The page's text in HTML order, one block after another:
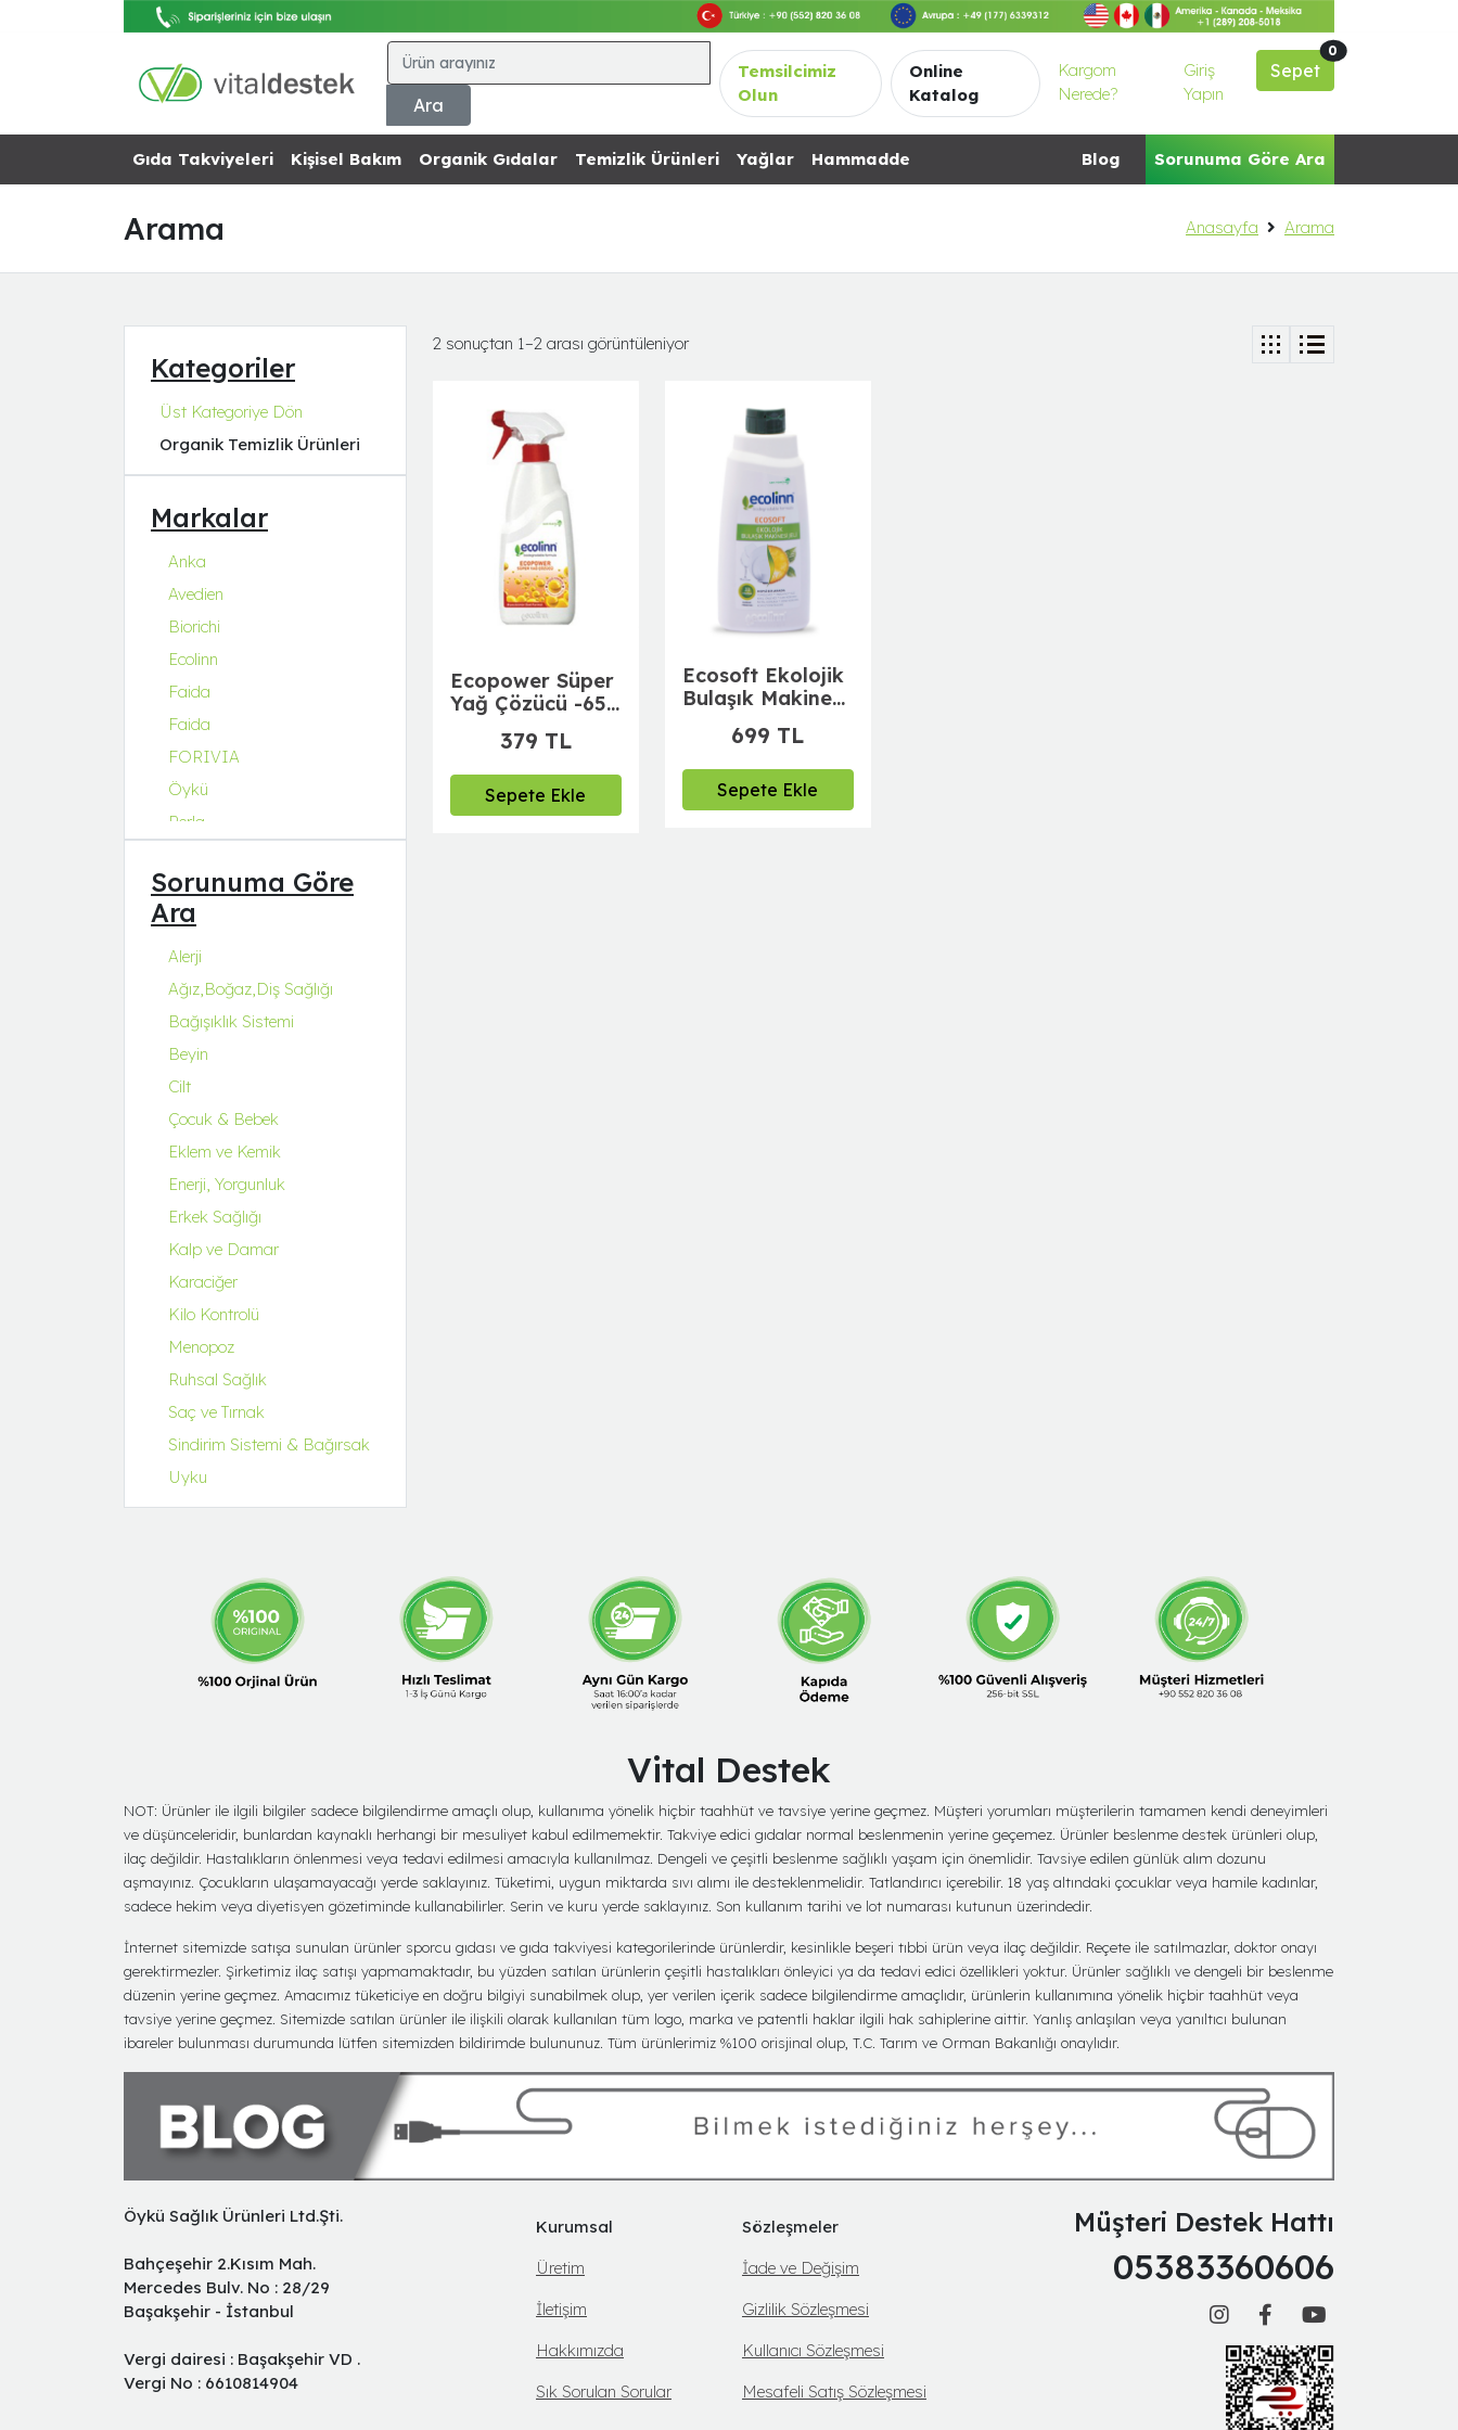
Ara
Temsilcimiz
Olun
Online
Katalog
Kargom
Nerede?
Giriş
Yapın
Sepet
0
Gıda Takviyeleri Kişisel Bakım Organik Gıdalar Temizlik Ürünleri Yağlar Hammadde Blog Sorunuma Göre Ara
Arama Anasayfa Arama
Kategoriler
Üst Kategoriye Dön
Organik Temizlik Ürünleri
Markalar
Anka
Avedien
Biorichi
Ecolinn
Faida
Faida
FORIVIA
Öykü
Perla
Q-Collagen
Q-Fit
Q-MENA
Q-UZU
ROBİN&ODİN
Sorunuma Göre
Ara
Alerji
Ağız,Boğaz,Diş Sağlığı
Bağışıklık Sistemi
Beyin
Cilt
Çocuk & Bebek
Eklem ve Kemik
Enerji, Yorgunluk
Erkek Sağlığı
Kalp ve Damar
Karaciğer
Kilo Kontrolü
Menopoz
Ruhsal Sağlık
Saç ve Tırnak
Sindirim Sistemi & Bağırsak
Uyku
2 sonuçtan 1–2 arası görüntüleniyor
Ecopower Süper
Yağ Çözücü -650
379 TL
Sepete Ekle
Ecosoft Ekolojik
Bulaşık Makinesi
Temizleyici,
Parlatıcı, Kireç
Önleyici
699 TL
Sepete Ekle
Vital Destek
NOT: Ürünler ile ilgili bilgiler sadece bilgilendirme amaçlı olup, kullanıma yönelik hiçbir taahhüt ve tavsiye yerine geçmez. Müşteri yorumları müşterilerin tamamen kendi deneyimleri
ve düşünceleridir, bunlardan kaynaklı herhangi bir mesuliyet kabul edilmemektir. Takviye edici gıdalar normal beslenmenin yerine geçemez. Ürünler beslenme destek ürünleri olup,
ilaç değildir. Hastalıkların önlenmesi veya tedavi edilmesi amacıyla kullanılmaz. Dengeli ve çeşitli beslenme sağlıklı yaşam için önemlidir. Tavsiye edilen günlük alım dozunu
aşmayınız. Çocukların ulaşamayacağı yerde saklayınız. Tüketimi, uygun miktarda sıvı alımı ile desteklenmelidir. Tatlandırıcı içerebilir. 18 yaş altındaki çocuklar veya hamile kadınlar,
sadece hekim veya diyetisyen gözetiminde kullanabilirler. Serin ve kuru yerde saklayınız. Son kullanım tarihi ve lot numarası kutunun üzerindedir.
İnternet sitemizde satışa sunulan ürünler sporcu gıdası ve gıda takviyesi kategorilerinde ürünlerdir, kesinlikle beşeri tıbbi ürün veya ilaç değildir. Reçete ile satılmazlar, doktor onayı
gerektirmezler. Şirketimiz ilaç satışı yapmamaktadır, bu yüzden satılan ürünlerin çeşitli hastalıkları önleyici ya da tedavi edici özellikleri yoktur. Ürünler sağlıklı ve dengeli bir beslenme
düzenin yerine geçmez. Amacımız tüketiciye en doğru bilgiyi sunabilmek olup, yer verilen içerik sadece bilgilendirme amaçlıdır, ürünlerin kullanımına yönelik hiçbir taahhüt veya
tavsiye yerine geçmez. Sitemizde satılan ürünler ile ilişkili olarak kullanılan tüm logo, marka ve patentli haklar ilgili hak sahiplerine aittir. Yanlış anlaşılan veya yanıltıcı bulunan
ibareler bulunması durumunda lütfen sitemizden bildirimde bulununuz. Tüm ürünlerimiz %100 orisjinal olup, T.C. Tarım ve Orman Bakanlığı onaylıdır.
Öykü Sağlık Ürünleri Ltd.Şti.
Bahçeşehir 2.Kısım Mah.
Mercedes Bulv. No : 28/29
Başakşehir - İstanbul
Vergi dairesi : Başakşehir VD .
Vergi No : 6610814904
Kurumsal
Üretim
İletişim
Hakkımızda
Sık Sorulan Sorular
Sözleşmeler
İade ve Değişim
Gizlilik Sözleşmesi
Kullanıcı Sözleşmesi
Mesafeli Satış Sözleşmesi
Müşteri Destek Hattı
05383360606